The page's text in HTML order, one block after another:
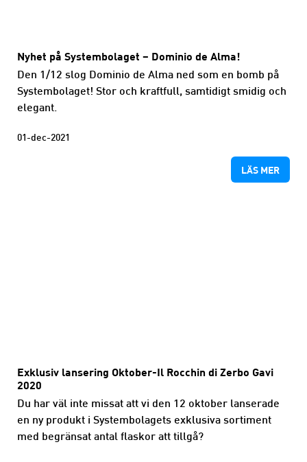
Nyhet på Systembolaget – Dominio de Alma!
Den 1/12 slog Dominio de Alma ned som en bomb på
Systembolaget! Stor och kraftfull, samtidigt smidig och
elegant.
01-dec-2021
LÄS MER
Exklusiv lansering Oktober-Il Rocchin di Zerbo Gavi
2020
Du har väl inte missat att vi den 12 oktober lanserade
en ny produkt i Systembolagets exklusiva sortiment
med begränsat antal flaskor att tillgå?